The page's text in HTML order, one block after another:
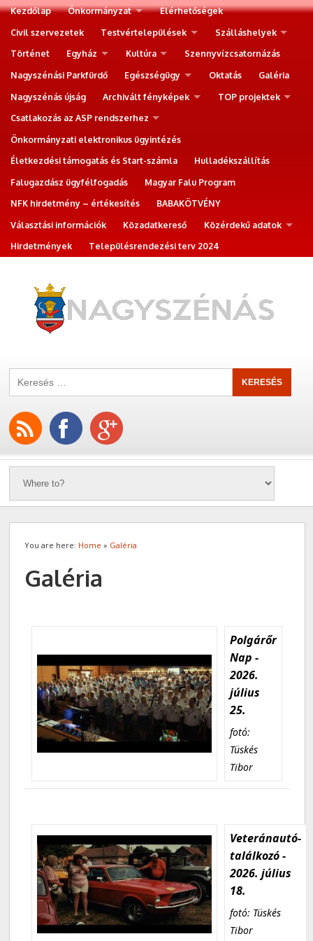
Kezdőlap Önkormányzat
Elérhetőségek
Civil szervezetek
Testvértelepülések
Szálláshelyek
Történet
Egyház Kultúra
Szennyvízcsatornázás
Nagyszénási Parkfürdő
Egészségügy Oktatás
Galéria
Nagyszénás újság
Archivált fényképek
TOP projektek
Csatlakozás az ASP rendszerhez
Önkormányzati elektronikus ügyintézés
Életkezdési támogatás és Start-számla
Hulladékszállítás
Falugazdász ügyfélfogadás
Magyar Falu Program
NFK hirdetmény – értékesítés
BABAKÖTVÉNY
Választási információk
Közadatkereső
Közérdekű adatok
Hirdetmények
Településrendezési terv 2024
You are here: Home » Galéria
Galéria
Polgárőr
Nap -
2026.
július
25.
fotó:
Tüskés
Tibor
Veteránautó-
találkozó -
2026. július
18.
fotó: Tüskés
Tibor